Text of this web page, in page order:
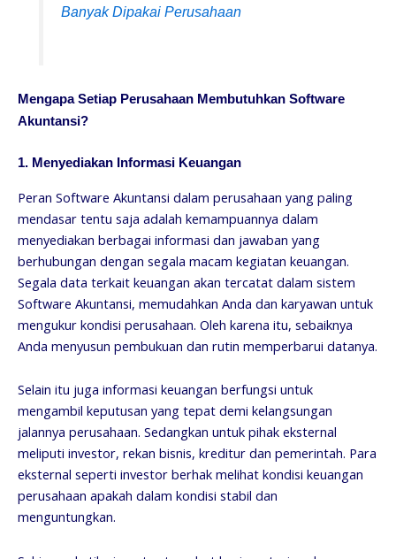
Banyak Dipakai Perusahaan
Mengapa Setiap Perusahaan Membutuhkan Software
Akuntansi?
1. Menyediakan Informasi Keuangan
Peran Software Akuntansi dalam perusahaan yang paling
mendasar tentu saja adalah kemampuannya dalam
menyediakan berbagai informasi dan jawaban yang
berhubungan dengan segala macam kegiatan keuangan.
Segala data terkait keuangan akan tercatat dalam sistem
Software Akuntansi, memudahkan Anda dan karyawan untuk
mengukur kondisi perusahaan. Oleh karena itu, sebaiknya
Anda menyusun pembukuan dan rutin memperbarui datanya.
Selain itu juga informasi keuangan berfungsi untuk
mengambil keputusan yang tepat demi kelangsungan
jalannya perusahaan. Sedangkan untuk pihak eksternal
meliputi investor, rekan bisnis, kreditur dan pemerintah. Para
eksternal seperti investor berhak melihat kondisi keuangan
perusahaan apakah dalam kondisi stabil dan
menguntungkan.